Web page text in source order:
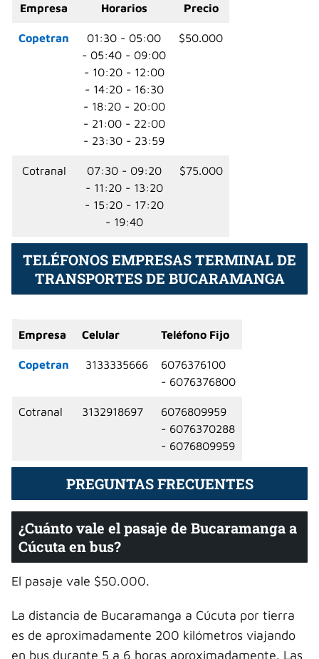
Empresa Horarios Precio
Copetran
01:30 - 05:00
- 05:40 - 09:00
- 10:20 - 12:00
- 14:20 - 16:30
- 18:20 - 20:00
- 21:00 - 22:00
- 23:30 - 23:59
$50.000
Cotranal
07:30 - 09:20
- 11:20 - 13:20
- 15:20 - 17:20
- 19:40
$75.000
TELÉFONOS EMPRESAS TERMINAL DE
TRANSPORTES DE BUCARAMANGA
Empresa Celular Teléfono Fijo
Copetran 3133335666
6076376100
- 6076376800
Cotranal 3132918697
6076809959
- 6076370288
- 6076809959
PREGUNTAS FRECUENTES
¿Cuánto vale el pasaje de Bucaramanga a
Cúcuta en bus?
El pasaje vale $50.000.
La distancia de Bucaramanga a Cúcuta por tierra
es de aproximadamente 200 kilómetros viajando
en bus durante 5 a 6 horas aproximadamente. Las